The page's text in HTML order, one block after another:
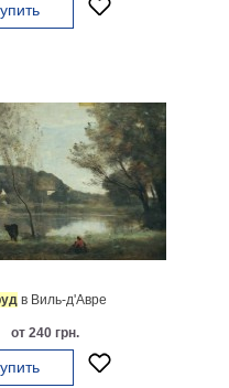
в Виль-д'Авре
от 240 грн.